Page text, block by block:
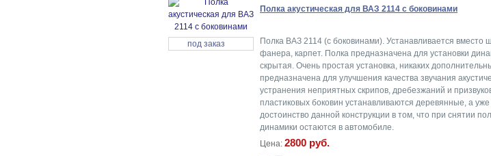
под заказ
Полка акустическая для ВАЗ 2114 с боковинами
Полка ВАЗ 2114 (с боковинами). Устанавливается
фанера, карпет. Полка предназначена для установки
скрытая. Очень простая установка, никаких
предназначена для улучшения качества звучания
устранения неприятных скрипов, дребезжаний и
пластиковых боковин устанавливаются деревянные, а
достоинство данной конструкции в том, что при снятии
динамики остаются в автомобиле.
Цена: 2800 руб.